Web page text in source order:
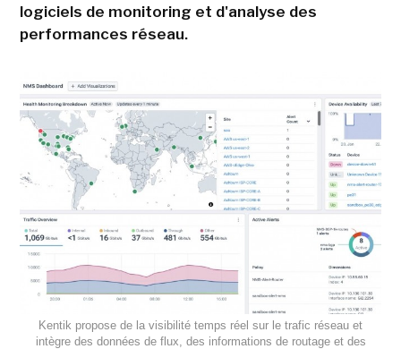
logiciels de monitoring et d'analyse des
performances réseau.
Kentik propose de la visibilité temps réel sur le trafic réseau et
intègre des données de flux, des informations de routage et des